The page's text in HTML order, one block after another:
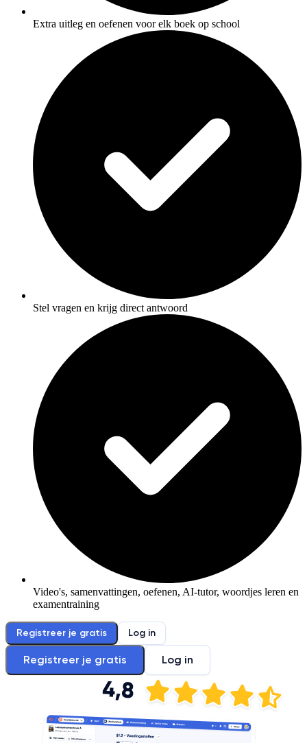
Extra uitleg en oefenen voor elk boek op school
Stel vragen en krijg direct antwoord
Video's, samenvattingen, oefenen, AI-tutor, woordjes leren en
examentraining
Registreer je gratis Log in
Registreer je gratis Log in